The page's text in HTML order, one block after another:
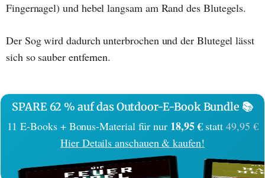
Fingernagel) und hebel langsam am Rand des Blutegels.
Der Sog wird dadurch unterbrochen und der Blutegel lässt
sich so sauber entfernen.
SPARE 62 % auf das Outdoor-E-Book Bundle 📚
11 E-Books + Bonus-Material für nur 18,95 €statt 49,95 €
Hier Details anschauen & kaufen!